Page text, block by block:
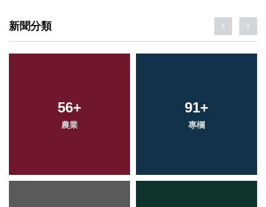
新聞分類
56+
農業
91+
專欄